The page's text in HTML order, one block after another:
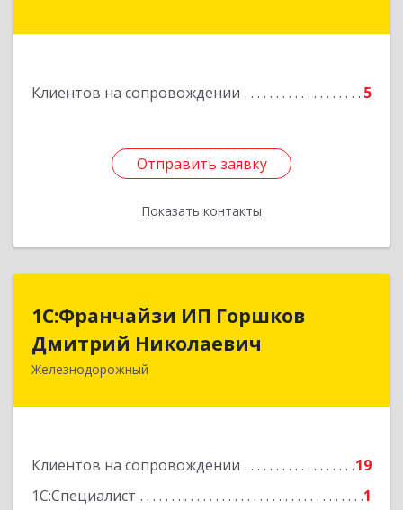
Клиентов на сопровождении 5
Отправить заявку
Показать контакты
Отправить заявку
Назад
1С:Франчайзи ИП Горшков
Дмитрий Николаевич
Железнодорожный
Клиентов на сопровождении
19
1С:Специалист
1
1С:Франчайзи ИП Горшков
Дмитрий Николаевич
143980, Московская обл, Железнодорожный г,